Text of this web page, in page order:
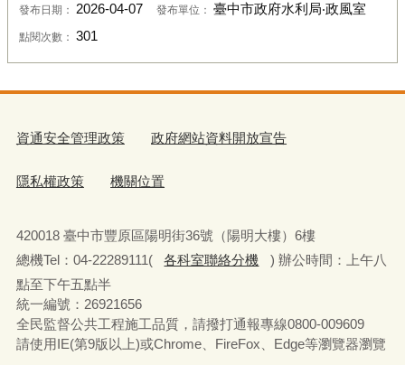
發布日期： 2026-04-07 發布單位： 臺中市政府水利局‧政風室
點閱次數： 301
資通安全管理政策 政府網站資料開放宣告
隱私權政策 機關位置
420018 臺中市豐原區陽明街36號（陽明大樓）6樓
總機Tel：04-22289111(
各科室聯絡分機
) 辦公時間：上午八
點至下午五點半
統一編號：26921656
全民監督公共工程施工品質，請撥打通報專線0800-009609
請使用IE(第9版以上)或Chrome、FireFox、Edge等瀏覽器瀏覽